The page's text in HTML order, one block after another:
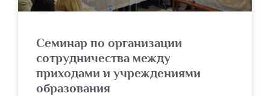
Семинар по организации
сотрудничества между
приходами и учреждениями
образования